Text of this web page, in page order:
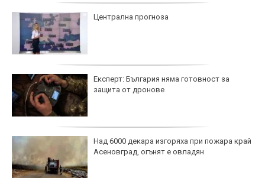
Централна прогноза
Експерт: България няма готовност за
защита от дронове
Над 6000 декара изгоряха при пожара край
Асеновград, огънят е овладян